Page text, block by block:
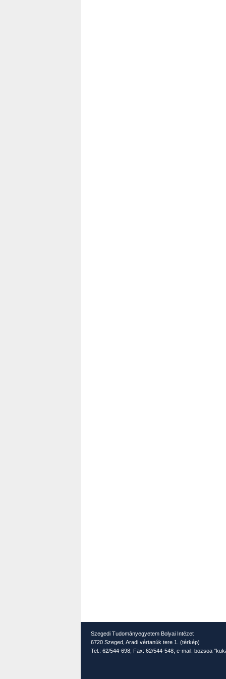
Szegedi Tudományegyetem Bolyai Intézet
6720 Szeged, Aradi vértanúk tere 1. (térkép)
Tel.: 62/544-698; Fax: 62/544-548, e-mail: bozsoa